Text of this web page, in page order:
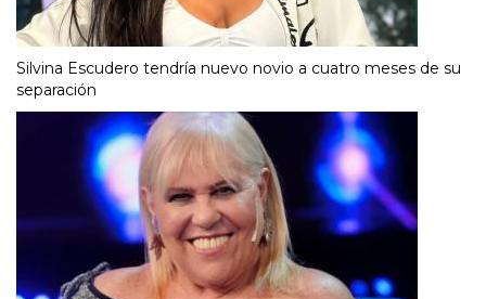
Silvina Escudero tendría nuevo novio a cuatro meses de su
separación